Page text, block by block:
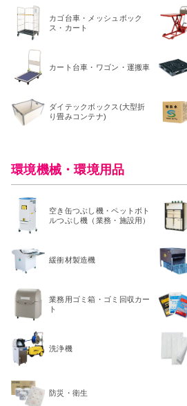
カゴ台車・メッシュボック
ス・カート
カート台車・ワゴン・運搬車
ダイテックボックス(大型折
り畳みコンテナ)
環境機械・環境用品
空き缶つぶし機・ペットボト
ルつぶし機（業務・施設用）
緩衝材製造機
業務用ゴミ箱・ゴミ回収カー
ト
洗浄機
防災・衛生